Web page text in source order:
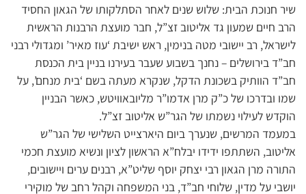
שיר חנוכת הבית: שלוש שנים לאחר הסתלקותו של הגאון החסיד
הרב חיים שמעון גד אליטוב זצ”ל, חבר מועצת הרבנות הראשית
לישראל, רב יישובי מטה בנימין, ראש ישיבת ‘עוז מאיר’ ומגדולי רבני
חב”ד בירושלים – נחנך בשבוע שעבר בעירנו בניין בית הכנסת
חב”ד הוותיק בשכונת הדקל, שנקרא מעתה בשם ‘בית מנחם’, על
שמו ובדרכו של כ”ק מרן אדמו”ר מליובאוויטש, כאשר הבניין
הוקדש לעילוי נשמתו של הגר”ש אליטוב זצ”ל.
במעמד המרשים, שנערך ביום היארצייט השלישי של הגר”ש
אליטוב, השתתפו ידידו יבלח”א הראשון לציון ונשיא מועצת חכמי
התורה מרן הגאון רבי יצחק יוסף שליט”א, רבנים ערים ויישובים,
יושבי על מדין, שלוחי חב”ד, בני המשפחה וקהל רחב של מוקירי